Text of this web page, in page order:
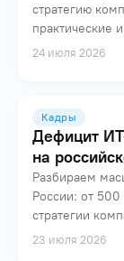
стратегию
практические
24 июля 2026
Кадры
Дефицит
на
Разбираем
России: от
стратегии
23 июля 2026